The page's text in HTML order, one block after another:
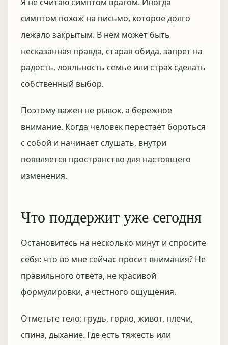
симптом похож на письмо, которое долго
лежало закрытым. В нём может быть
несказанная правда, старая обида, запрет на
радость, лояльность семье или страх сделать
собственный выбор.
Поэтому важен не рывок, а бережное
внимание. Когда человек перестаёт бороться
с собой и начинает слушать, внутри
появляется пространство для настоящего
изменения.
Что поддержит уже сегодня
Остановитесь на несколько минут и спросите
себя: что во мне сейчас просит внимания? Не
правильного ответа, не красивой
формулировки, а честного ощущения.
Отметьте тело: грудь, горло, живот, плечи,
спина, дыхание. Где есть тяжесть или